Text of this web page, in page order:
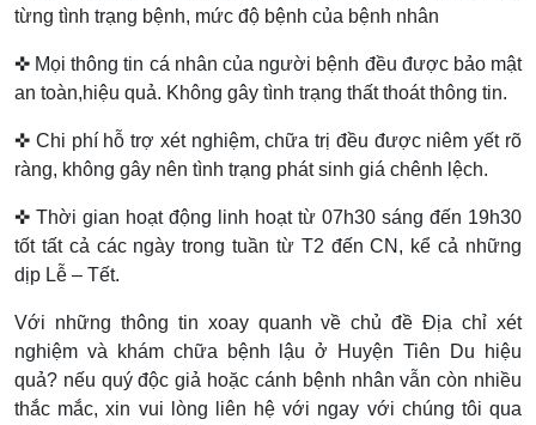
từng tình trạng bệnh, mức độ bệnh của bệnh nhân
✜ Mọi thông tin cá nhân của người bệnh đều được bảo mật
an toàn,hiệu quả. Không gây tình trạng thất thoát thông tin.
✜ Chi phí hỗ trợ xét nghiệm, chữa trị đều được niêm yết rõ
ràng, không gây nên tình trạng phát sinh giá chênh lệch.
✜ Thời gian hoạt động linh hoạt từ 07h30 sáng đến 19h30
tốt tất cả các ngày trong tuần từ T2 đến CN, kể cả những
dịp Lễ – Tết.
Với những thông tin xoay quanh về chủ đề Địa chỉ xét
nghiệm và khám chữa bệnh lậu ở Huyện Tiên Du hiệu
quả? nếu quý độc giả hoặc cánh bệnh nhân vẫn còn nhiều
thắc mắc, xin vui lòng liên hệ với ngay với chúng tôi qua